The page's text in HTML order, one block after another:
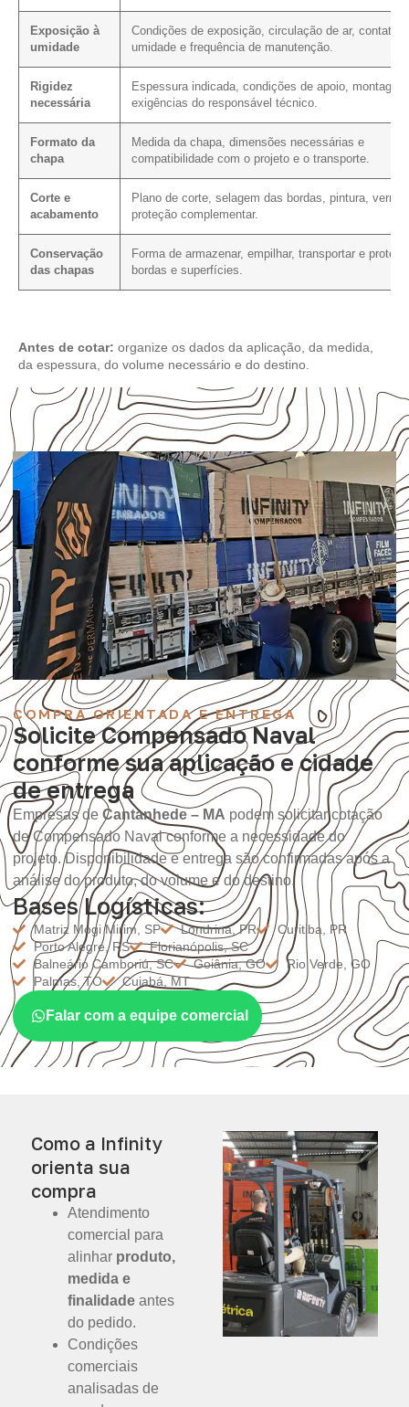
Exposição à
umidade
Condições de exposição, circulação de ar, contato
umidade e frequência de manutenção.
Rigidez
necessária
Espessura indicada, condições de apoio,
exigências do responsável técnico.
Formato da
chapa
Medida da chapa, dimensões necessárias e
compatibilidade com o projeto e o transporte.
Corte e
acabamento
Plano de corte, selagem das bordas, pintura, verniz
proteção complementar.
Conservação
das chapas
Forma de armazenar, empilhar, transportar e
bordas e superfícies.
Antes de cotar: organize os dados da aplicação, da medida,
da espessura, do volume necessário e do destino.
COMPRA ORIENTADA E ENTREGA
Solicite Compensado Naval
conforme sua aplicação e cidade
de entrega
Empresas de Cantanhede – MA podem solicitar cotação
de Compensado Naval conforme a necessidade do
projeto. Disponibilidade e entrega são confirmadas após a
análise do produto, do volume e do destino.
Bases Logísticas:
Matriz Mogi Mirim, SP Londrina, PR
Curitiba, PR
Porto Alegre, RS
Florianópolis, SC
Balneário Camboriú, SC
Goiânia, GO
Rio Verde, GO
Palmas, TO
Cuiabá, MT
Falar com a equipe comercial
Como a Infinity
orienta sua
compra
Atendimento
comercial para
alinhar produto,
medida e
finalidade antes
do pedido.
Condições
comerciais
analisadas de